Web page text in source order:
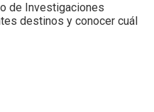
de Investigaciones
destinos y conocer cuál